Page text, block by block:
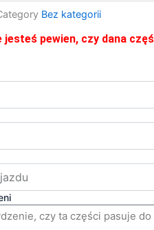
Bez kategorii
jesteś pewien, czy dana